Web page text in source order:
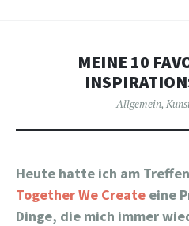
MEINE 10
Allgemein,
Heute hatte ich am
Together We Create eine
Dinge, die mich immer